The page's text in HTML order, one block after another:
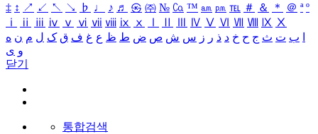
‡ ↕ ↗ ↙ ↖ ↘ ♭ ♩ ♪ ♬ ㉿ ㈜ № ㏇ ™ ㏂ ㏘ ℡ ＃ ＆ ＊ ＠ ª º
ⅰ
ⅱ ⅲ ⅳ ⅴ ⅵ ⅶ ⅷ ⅸ ⅹ Ⅳ Ⅴ Ⅵ Ⅶ Ⅷ Ⅸ Ⅹ
ب ت ث ج ح خ د ذ ر ز س ش ص ض ط ظ ع غ ف ق ک ل م ن ه
و ی
닫기
통합검색